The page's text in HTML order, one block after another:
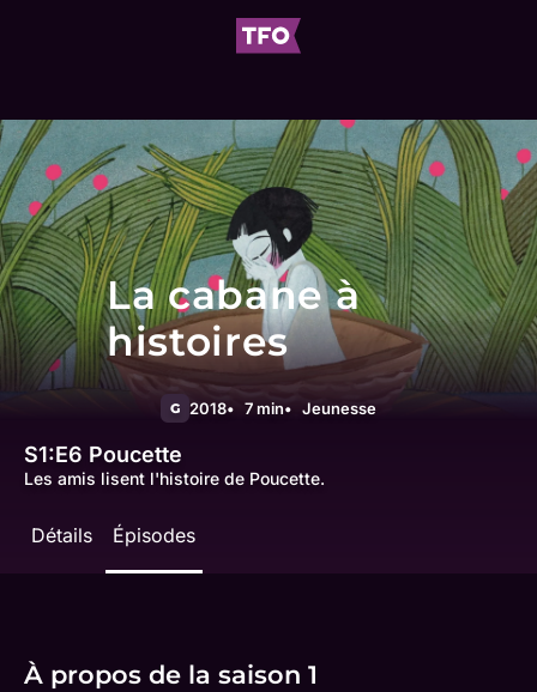
La cabane à
histoires
G 2018 7 min Jeunesse
S1:E6 Poucette
Les amis lisent l'histoire de Poucette.
Détails Épisodes
À propos de la saison 1